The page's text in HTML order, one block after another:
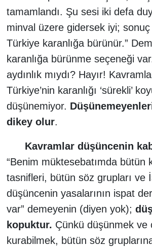
tamamlandı. Şu sesi iki defa
minval üzere gidersek iyi;
Türkiye karanlığa bürünür.”
karanlığa bürünme seçeneği
aydınlık mıydı? Hayır!
Türkiye’nin karanlığı ‘sürekli’
düşünemiyor.
dikey olur.
Kavramlar düşüncenin
“Benim müktesebatımda bütün
tasnifleri, bütün söz grupları ve
düşüncenin yasalarının ispat
var” demeyenin (diyen yok);
kopuktur. Çünkü düşünmek ve
kurabilmek, bütün söz